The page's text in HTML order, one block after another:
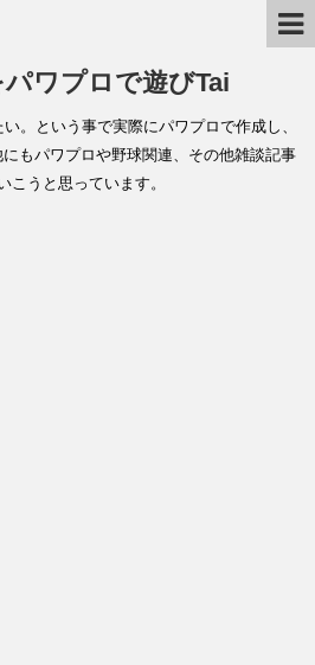
ワプロで遊びTai
。という事で実際にパワプロで作成し、
もパワプロや野球関連、その他雑談記事
こうと思っています。